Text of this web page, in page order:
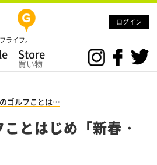
ログイン
ライフ。
Store
買い物
ゴルフことは…
とはじめ「新春・